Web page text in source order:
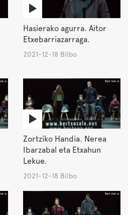
Hasierako agurra. Aitor
Etxebarriazarraga.
2021-12-18 Bilbo
Zortziko Handia. Nerea
Ibarzabal eta Etxahun
Lekue.
2021-12-18 Bilbo